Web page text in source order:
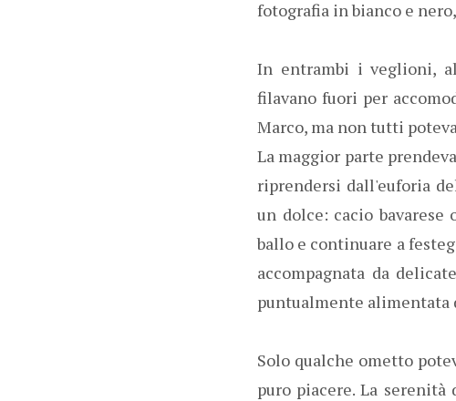
fotografia in bianco e
In entrambi i veglioni,
filavano fuori per
Marco, ma non tutti
La maggior parte
riprendersi dall'euforia
un dolce: cacio bavarese
ballo e continuare a
accompagnata da
puntualmente alimentata
Solo qualche ometto
puro piacere. La